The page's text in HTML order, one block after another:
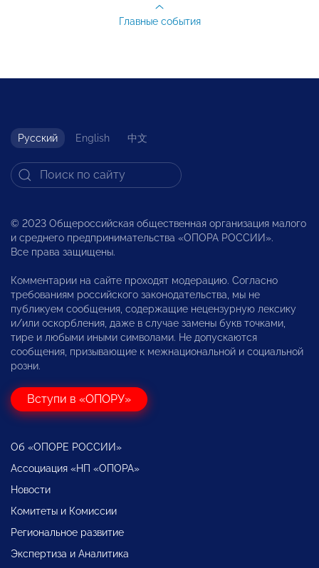
Главные события
Русский English 中文
© 2023 Общероссийская общественная организация малого
и среднего предпринимательства «ОПОРА РОССИИ».
Все права защищены.
Комментарии на сайте проходят модерацию. Согласно
требованиям российского законодательства, мы не
публикуем сообщения, содержащие нецензурную лексику
и/или оскорбления, даже в случае замены букв точками,
тире и любыми иными символами. Не допускаются
сообщения, призывающие к межнациональной и социальной
розни.
Вступи в «ОПОРУ»
Об «ОПОРЕ РОССИИ»
Ассоциация «НП «ОПОРА»
Новости
Комитеты и Комиссии
Региональное развитие
Экспертиза и Аналитика